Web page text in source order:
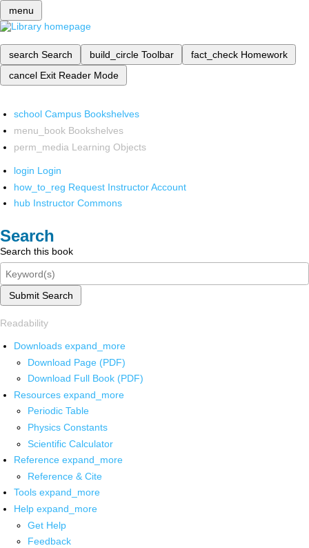
menu
search Search build_circle Toolbar fact_check Homework
cancel Exit Reader Mode
school Campus Bookshelves
menu_book Bookshelves
perm_media Learning Objects
login Login
how_to_reg Request Instructor Account
hub Instructor Commons
Search
Search this book
Submit Search
Readability
Downloads expand_more
Download Page (PDF)
Download Full Book (PDF)
Resources expand_more
Periodic Table
Physics Constants
Scientific Calculator
Reference expand_more
Reference & Cite
Tools expand_more
Help expand_more
Get Help
Feedback